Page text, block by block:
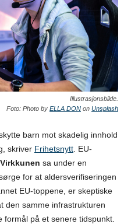
Illustrasjonsbilde.
Foto: Photo by ELLA DON on Unsplash
barn mot skadelig innhold
skriver Frihetsnytt . EU-
sa under en
for at aldersverifiseringen
EU-toppene, er skeptiske
den samme infrastrukturen
på et senere tidspunkt.